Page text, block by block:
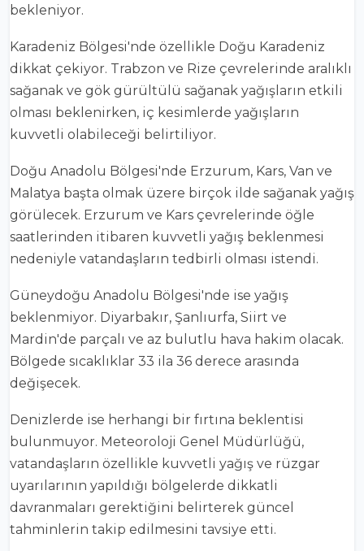
bekleniyor.
Karadeniz Bölgesi'nde özellikle Doğu Karadeniz
dikkat çekiyor. Trabzon ve Rize çevrelerinde aralıklı
sağanak ve gök gürültülü sağanak yağışların etkili
olması beklenirken, iç kesimlerde yağışların
kuvvetli olabileceği belirtiliyor.
Doğu Anadolu Bölgesi'nde Erzurum, Kars, Van ve
Malatya başta olmak üzere birçok ilde sağanak yağış
görülecek. Erzurum ve Kars çevrelerinde öğle
saatlerinden itibaren kuvvetli yağış beklenmesi
nedeniyle vatandaşların tedbirli olması istendi.
Güneydoğu Anadolu Bölgesi'nde ise yağış
beklenmiyor. Diyarbakır, Şanlıurfa, Siirt ve
Mardin'de parçalı ve az bulutlu hava hakim olacak.
Bölgede sıcaklıklar 33 ila 36 derece arasında
değişecek.
Denizlerde ise herhangi bir fırtına beklentisi
bulunmuyor. Meteoroloji Genel Müdürlüğü,
vatandaşların özellikle kuvvetli yağış ve rüzgar
uyarılarının yapıldığı bölgelerde dikkatli
davranmaları gerektiğini belirterek güncel
tahminlerin takip edilmesini tavsiye etti.